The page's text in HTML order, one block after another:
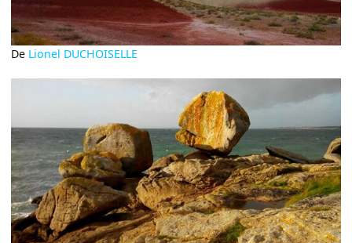
De Lionel DUCHOISELLE